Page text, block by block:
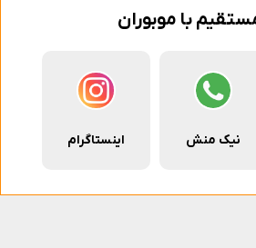
با موبوران
نیک منش اینستاگرام